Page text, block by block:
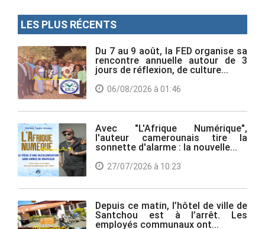
LES PLUS RÉCENTS
Du 7 au 9 août, la FED organise sa
rencontre annuelle autour de 3
jours de réflexion, de culture...
06/08/2026 à 01:46
Avec "L'Afrique Numérique",
l'auteur camerounais tire la
sonnette d'alarme : la nouvelle...
27/07/2026 à 10:23
Depuis ce matin, l’hôtel de ville de
Santchou est à l’arrêt. Les
employés communaux ont...